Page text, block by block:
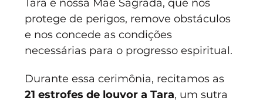
Tara é nossa Mãe Sagrada, que nos
protege de perigos, remove obstáculos
e nos concede as condições
necessárias para o progresso espiritual.
Durante essa cerimônia, recitamos as
21 estrofes de louvor a Tara, um sutra